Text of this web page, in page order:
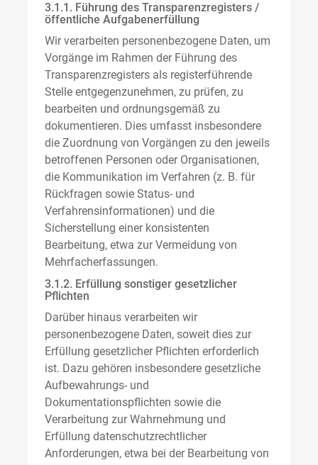
3.1.1. Führung des Transparenzregisters /
öffentliche Aufgabenerfüllung
Wir verarbeiten personenbezogene Daten, um
Vorgänge im Rahmen der Führung des
Transparenzregisters als registerführende
Stelle entgegenzunehmen, zu prüfen, zu
bearbeiten und ordnungsgemäß zu
dokumentieren. Dies umfasst insbesondere
die Zuordnung von Vorgängen zu den jeweils
betroffenen Personen oder Organisationen,
die Kommunikation im Verfahren (z. B. für
Rückfragen sowie Status- und
Verfahrensinformationen) und die
Sicherstellung einer konsistenten
Bearbeitung, etwa zur Vermeidung von
Mehrfacherfassungen.
3.1.2. Erfüllung sonstiger gesetzlicher
Pflichten
Darüber hinaus verarbeiten wir
personenbezogene Daten, soweit dies zur
Erfüllung gesetzlicher Pflichten erforderlich
ist. Dazu gehören insbesondere gesetzliche
Aufbewahrungs- und
Dokumentationspflichten sowie die
Verarbeitung zur Wahrnehmung und
Erfüllung datenschutzrechtlicher
Anforderungen, etwa bei der Bearbeitung von